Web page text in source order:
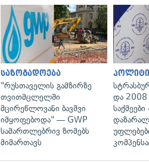
საზოგადოება
"რუსთაველის გამზირზე
თვითმცლელში
მცირეწლოვანი ბავშვი
იმყოფებოდა" — GWP
სამართლებრივ ზომებს
მიმართავს
და 2008